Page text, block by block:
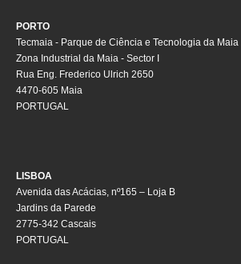
PORTO
Tecmaia - Parque de Ciência e Tecnologia da Maia
Zona Industrial da Maia - Sector I
Rua Eng. Frederico Ulrich 2650
4470-605 Maia
PORTUGAL
LISBOA
Avenida das Acácias, nº165 – Loja B
Jardins da Parede
2775-342 Cascais
PORTUGAL